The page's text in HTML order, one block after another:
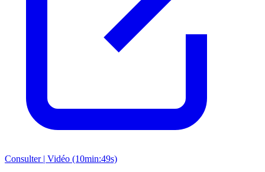
Consulter | Vidéo (10min:49s)